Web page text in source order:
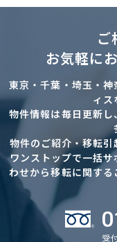
ご
お気軽に
東京・千葉・埼玉・
ィス
物件情報は毎日更新
物件のご紹介・移転
ワンストップで一括
わせから移転に関す
受